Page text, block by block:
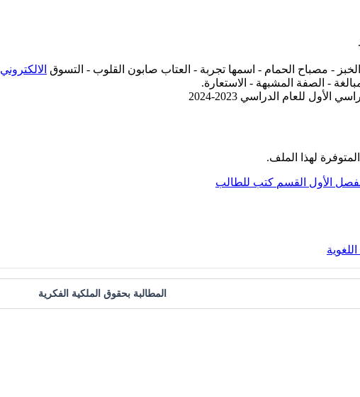
- مصباح الحمام - اسمها تجربة - العتاب صابون القلوب - التسوق الالكتروني
- الصفة المشبهة - الاستعارة.
للعام الدراسي 2023-2024
لهذا الملف.
الأول القسم كتب للطالب
المطالبة بحقوق الملكية الفكرية